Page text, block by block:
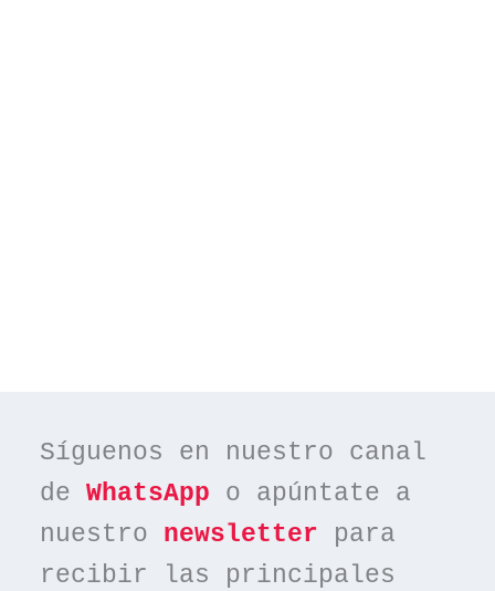
Síguenos en nuestro canal
de WhatsApp o apúntate a
nuestro newsletter para
recibir las principales